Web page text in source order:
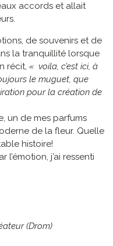
accords et allait
de souvenirs et de
la tranquillité lorsque
récit, « voila, c’est ici, à
le muguet, que
pour la création de
un de mes parfums
de la fleur. Quelle
histoire!
j’ai ressenti
(Drom)